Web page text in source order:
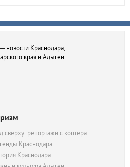
новости Краснодара,
края и Адыгеи
сверху: репортажи с коптера
Краснодара
Краснодара